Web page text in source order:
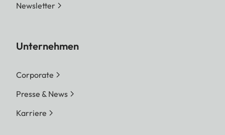
Newsletter
Unternehmen
Corporate
Presse & News
Karriere